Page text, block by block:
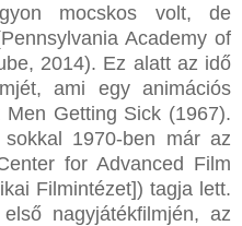
mocskos volt, de
Academy of
2014). Ez alatt az idő
ami egy animációs
Getting Sick (1967).
1970-ben már az
for Advanced Film
Filmintézet]) tagja lett.
nagyjátékfilmjén, az